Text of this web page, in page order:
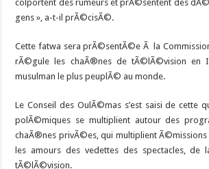
colportent des rumeurs et prÃ©sentent des
gens », a-t-il prÃ©cisÃ©.
Cette fatwa sera prÃ©sentÃ©e Ã la
rÃ©gule les chaÃ®nes de tÃ©lÃ©vision en
musulman le plus peuplÃ© au monde.
Le Conseil des OulÃ©mas s’est saisi de cette
polÃ©miques se multiplient autour des
chaÃ®nes privÃ©es, qui multiplient Ã©missions
les amours des vedettes des spectacles, de
tÃ©lÃ©vision.